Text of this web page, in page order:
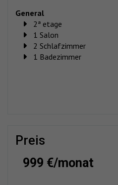
General
2ª etage
1 Salon
2 Schlafzimmer
1 Badezimmer
preis
999 €/monat